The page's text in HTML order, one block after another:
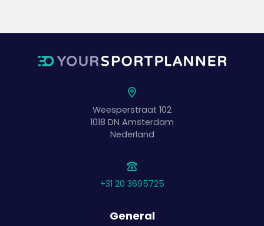
Weesperstraat 102
1018 DN Amsterdam
Nederland
+31 20 3695725
General